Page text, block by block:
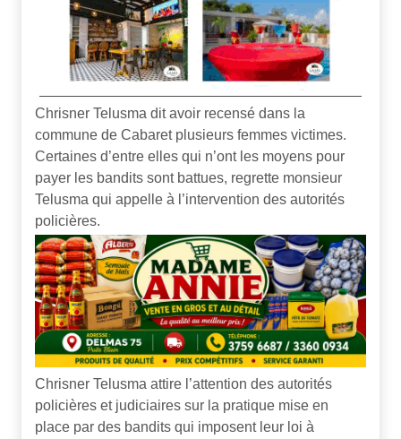
Chrisner Telusma dit avoir recensé dans la
commune de Cabaret plusieurs femmes victimes.
Certaines d’entre elles qui n’ont les moyens pour
payer les bandits sont battues, regrette monsieur
Telusma qui appelle à l’intervention des autorités
policières.
Chrisner Telusma attire l’attention des autorités
policières et judiciaires sur la pratique mise en
place par des bandits qui imposent leur loi à